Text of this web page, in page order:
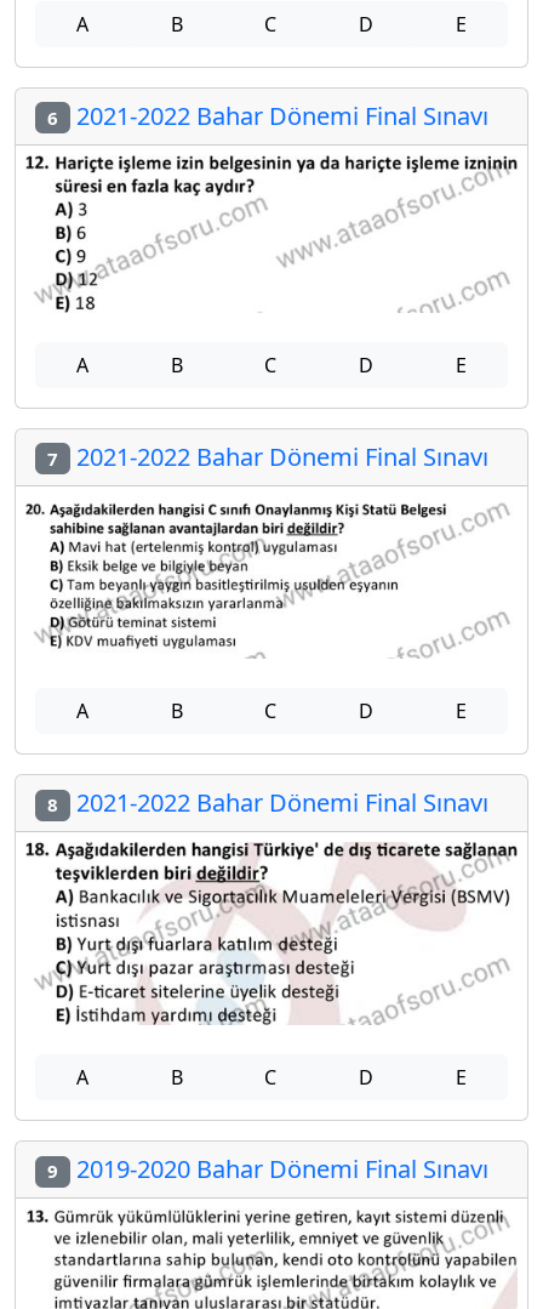
A B C D E
6 2021-2022 Bahar Dönemi Final Sınavı
A B C D E
7 2021-2022 Bahar Dönemi Final Sınavı
A B C D E
8 2021-2022 Bahar Dönemi Final Sınavı
A B C D E
9 2019-2020 Bahar Dönemi Final Sınavı